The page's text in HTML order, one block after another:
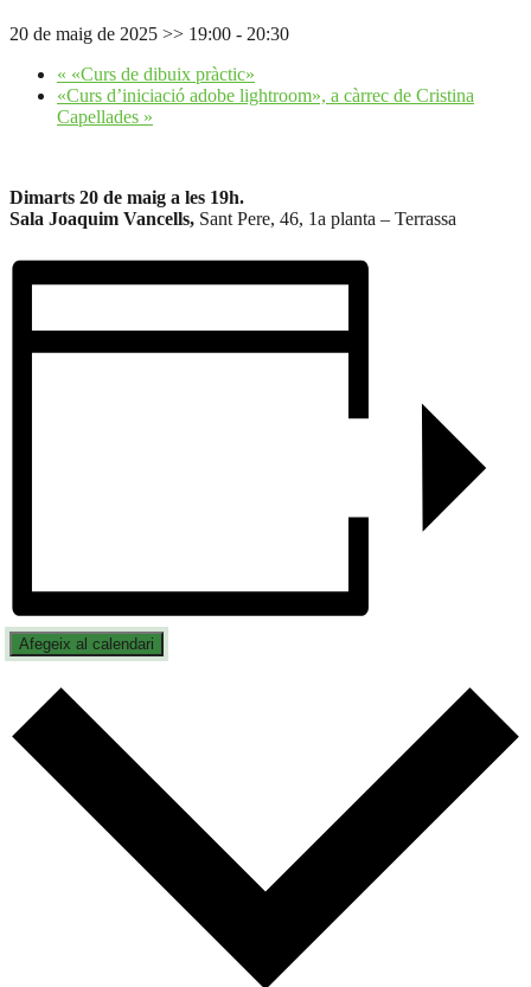
20 de maig de 2025 >> 19:00 - 20:30
« «Curs de dibuix pràctic»
«Curs d’iniciació adobe lightroom», a càrrec de Cristina
Capellades »
Dimarts 20 de maig a les 19h.
Sala Joaquim Vancells, Sant Pere, 46, 1a planta – Terrassa
Afegeix al calendari